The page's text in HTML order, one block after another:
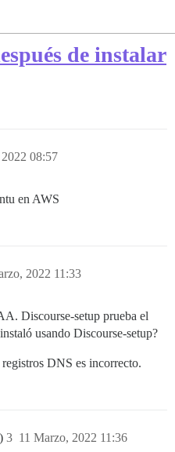
de instalar
08:57
en AWS
2022 11:33
Discourse-setup prueba el
usando Discourse-setup?
DNS es incorrecto.
11 Marzo, 2022 11:36
3